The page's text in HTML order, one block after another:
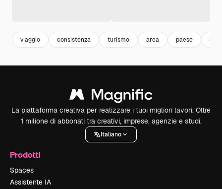
viaggio consistenza turismo area paese
La piattaforma creativa per realizzare i tuoi migliori lavori. Oltre
1 milione di abbonati tra creativi, imprese, agenzie e studi.
Italiano
Prodotti
Spaces
Assistente IA